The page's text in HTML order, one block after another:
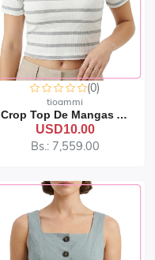
(0)
tioammi
Crop Top De Mangas A Los Hombros
USD10.00
Bs.: 7,559.00